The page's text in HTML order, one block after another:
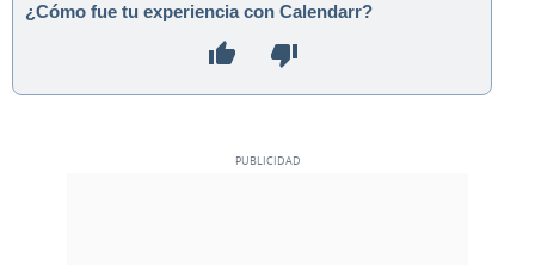
¿Cómo fue tu experiencia con Calendarr?